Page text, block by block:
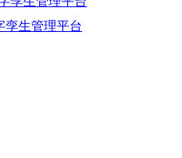
孪生管理平台